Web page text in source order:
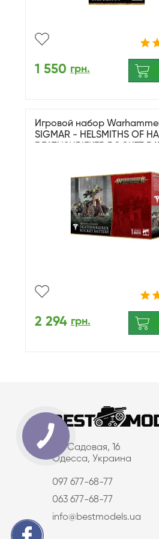
1 550 грн.
Игровой набор
SIGMAR - HELSMITHS OF
2 294 грн.
ул. Садовая, 16
Одесса, Украина
097 677-68-77
063 677-68-77
info@bestmodels.ua